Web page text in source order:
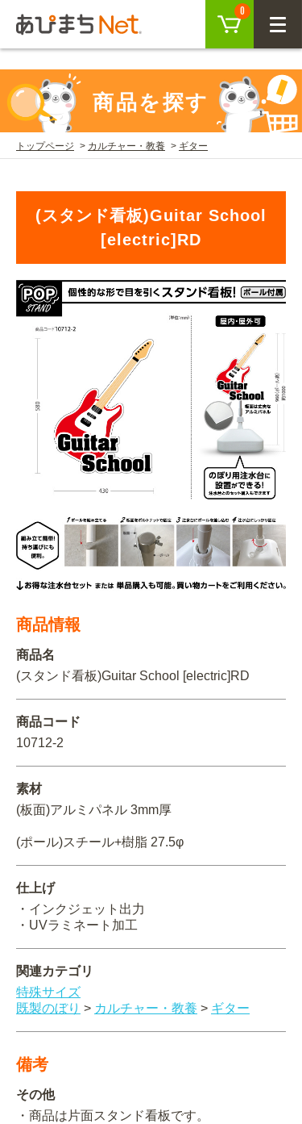
参考動画>>スタンド看板の組み立て方" /> 0
CLOSE
ログイン
会員登録
SEARCH
KEYWORD
注目キーワード
韓国グルメ 駐車場 鍋 夏
CATEGORY
飲食 住まい・暮らし
地域・観光
イベント・季節 不動産・建築
車・バイク関連
OTHER ITEMS
ORIGINAL ORDER
ご利用ガイド
USER GUIDE
ご利用ガイド トップ
取り扱い商品一覧
既製デザイン商品注文方法
オリジナルオーダー注文方法
料金一覧
お支払方法
初めての方へ
BEGINNER'S GUIDE
初めての方へ トップ
お客様の声
オリジナルオーダー制作事例
商品を探す
トップページ カルチャー・教養 ギター
(スタンド看板)Guitar School
[electric]RD
商品情報
商品名
(スタンド看板)Guitar School [electric]RD
商品コード
10712-2
素材
(板面)アルミパネル 3mm厚
(ポール)スチール+樹脂 27.5φ
仕上げ
・インクジェット出力
・UVラミネート加工
関連カテゴリ
特殊サイズ
既製のぼり > カルチャー・教養 > ギター
備考
その他
・商品は片面スタンド看板です。